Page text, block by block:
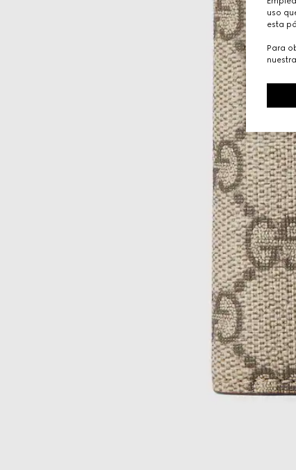
uso
esta
Para
nuestra